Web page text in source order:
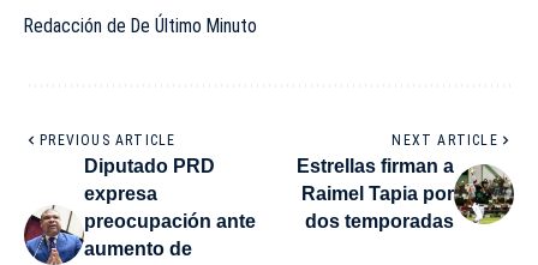
Redacción de De Último Minuto
PREVIOUS ARTICLE
Diputado PRD
expresa
preocupación ante
aumento de
NEXT ARTICLE
Estrellas firman a
Raimel Tapia por
dos temporadas